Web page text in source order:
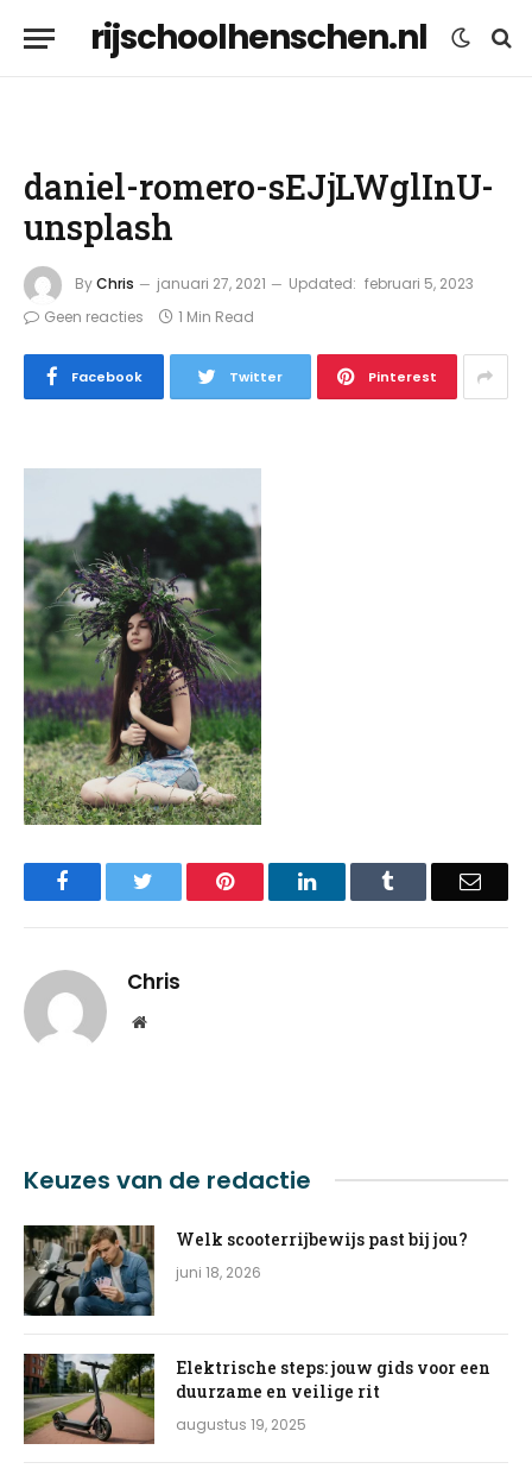
rijschoolhenschen.nl
daniel-romero-sEJjLWglInU-
unsplash
ByChris januari 27, 2021 Updated: februari 5, 2023
Geen reacties
1 Min Read
Facebook Twitter Pinterest
Facebook Pinterest LinkedIn Email
Chris
Website
Keuzes van de redactie
Welk scooterrijbewijs past bij jou?
juni 18, 2026
Elektrische steps: jouw gids voor een
duurzame en veilige rit
augustus 19, 2025